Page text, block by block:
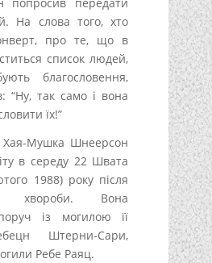
попросив передати
На слова того, хто
про те, що в
список людей,
благословення,
“Ну, так само і вона
їх!”
Хая-Мушка Шнеерсон
в середу 22 Швата
1988) року після
хвороби. Вона
із могилою її
Штерни-Сари,
Ребе Раяц.